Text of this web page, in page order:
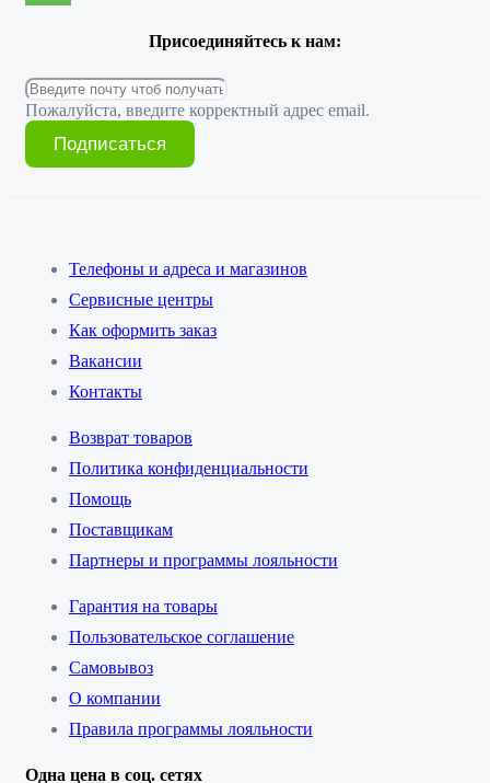
Присоединяйтесь к нам:
Пожалуйста, введите корректный адрес email.
Подписаться
Телефоны и адреса и магазинов
Сервисные центры
Как оформить заказ
Вакансии
Контакты
Возврат товаров
Политика конфиденциальности
Помощь
Поставщикам
Партнеры и программы лояльности
Гарантия на товары
Пользовательское соглашение
Самовывоз
О компании
Правила программы лояльности
Одна цена в соц. сетях